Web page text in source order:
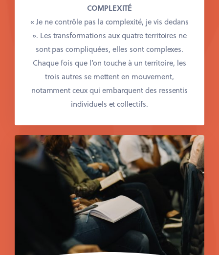
COMPLEXITÉ
« Je ne contrôle pas la complexité, je vis dedans
». Les transformations aux quatre territoires ne
sont pas compliquées, elles sont complexes.
Chaque fois que l’on touche à un territoire, les
trois autres se mettent en mouvement,
notamment ceux qui embarquent des ressentis
individuels et collectifs.